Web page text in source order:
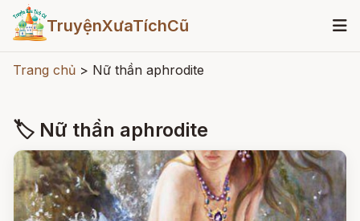
TruyệnXưaTíchCũ
Trang chủ > Nữ thần aphrodite
🏷 Nữ thần aphrodite